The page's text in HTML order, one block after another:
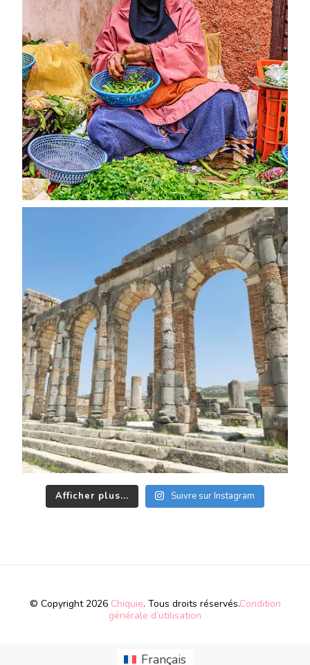
Afficher plus... Suivre sur Instagram
© Copyright 2026 Chiquie. Tous droits réservés.Condition
générale d’utilisation
Français